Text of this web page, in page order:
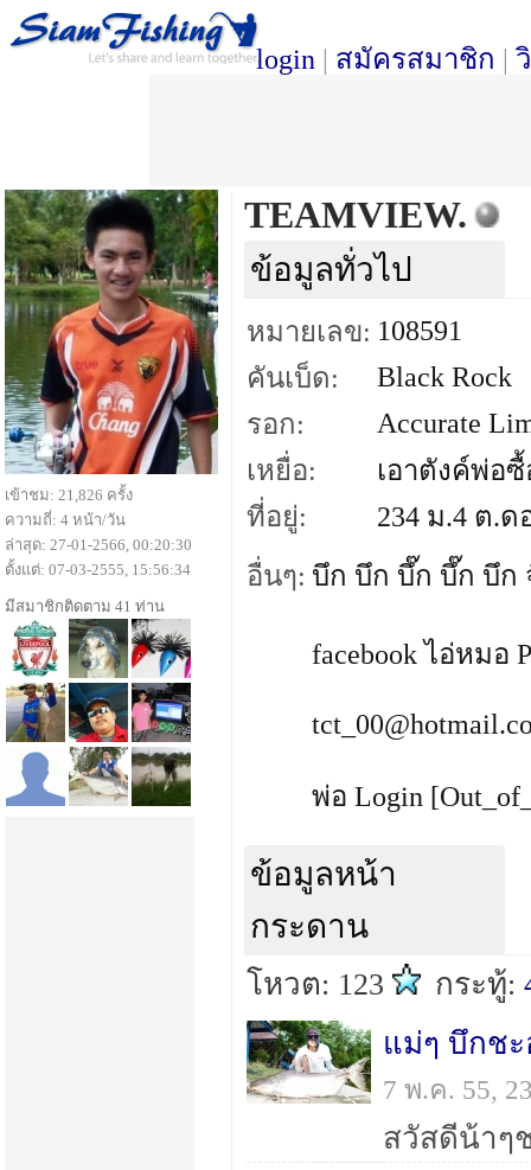
login | สมัครสมาชิก |
TEAMVIEW.
ข้อมูลทั่วไป
หมายเลข: 108591
คันเบ็ด:
Black Rock
รอก:
Accurate
เหยื่อ:
เอาตังค์พ่อซื้
ที่อยู่:
234 ม.4 ต.
อื่นๆ: บึก บึก บึ๊ก บึ๊ก บึก
facebook ไอ่หมอ
พ่อ Login
ข้อมูลหน้า
กระดาน
โหวต: 123 กระทู้:
แม่ๆ บึกชะ
7 พ.ค. 55,
เข้าชม: 21,826 ครั้ง
ความถี่: 4 หน้า/วัน
ล่าสุด: 27-01-2566, 00:20:30
ตั้งแต่: 07-03-2555, 15:56:34
มีสมาชิกติดตาม 41 ท่าน